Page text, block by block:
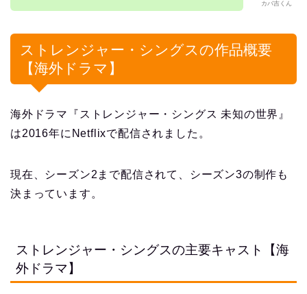
カバ吉くん
ストレンジャー・シングスの作品概要
【海外ドラマ】
海外ドラマ『ストレンジャー・シングス 未知の世界』
は2016年にNetflixで配信されました。
現在、シーズン2まで配信されて、シーズン3の制作も
決まっています。
ストレンジャー・シングスの主要キャスト【海
外ドラマ】